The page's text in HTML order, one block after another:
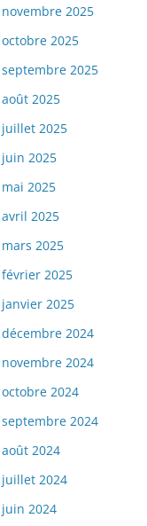
novembre 2025
octobre 2025
septembre 2025
août 2025
juillet 2025
juin 2025
mai 2025
avril 2025
mars 2025
février 2025
janvier 2025
décembre 2024
novembre 2024
octobre 2024
septembre 2024
août 2024
juillet 2024
juin 2024